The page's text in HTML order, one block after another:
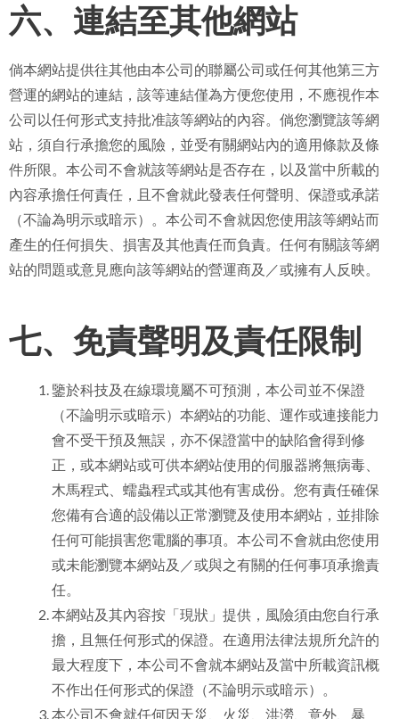
六、連結至其他網站
倘本網站提供往其他由本公司的聯屬公司或任何其他第三方
營運的網站的連結，該等連結僅為方便您使用，不應視作本
公司以任何形式支持批准該等網站的內容。倘您瀏覽該等網
站，須自行承擔您的風險，並受有關網站內的適用條款及條
件所限。本公司不會就該等網站是否存在，以及當中所載的
內容承擔任何責任，且不會就此發表任何聲明、保證或承諾
（不論為明示或暗示）。本公司不會就因您使用該等網站而
產生的任何損失、損害及其他責任而負責。任何有關該等網
站的問題或意見應向該等網站的營運商及／或擁有人反映。
七、免責聲明及責任限制
鑒於科技及在線環境屬不可預測，本公司並不保證
（不論明示或暗示）本網站的功能、運作或連接能力
會不受干預及無誤，亦不保證當中的缺陷會得到修
正，或本網站或可供本網站使用的伺服器將無病毒、
木馬程式、蠕蟲程式或其他有害成份。您有責任確保
您備有合適的設備以正常瀏覽及使用本網站，並排除
任何可能損害您電腦的事項。本公司不會就由您使用
或未能瀏覽本網站及／或與之有關的任何事項承擔責
任。
本網站及其內容按「現狀」提供，風險須由您自行承
擔，且無任何形式的保證。在適用法律法規所允許的
最大程度下，本公司不會就本網站及當中所載資訊概
不作出任何形式的保證（不論明示或暗示）。
本公司不會就任何因天災、火災、洪澇、意外、暴